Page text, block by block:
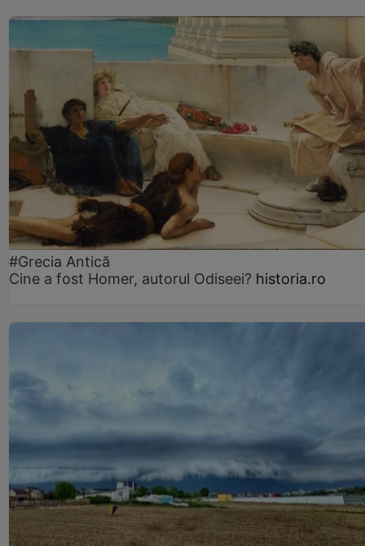
#Grecia Antică
Cine a fost Homer, autorul Odiseei? historia.ro